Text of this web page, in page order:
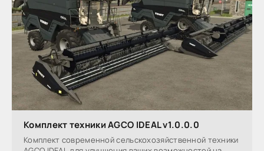
Комплект техники AGCO IDEAL v1.0.0.0
Комплект современной сельскохозяйственной техники